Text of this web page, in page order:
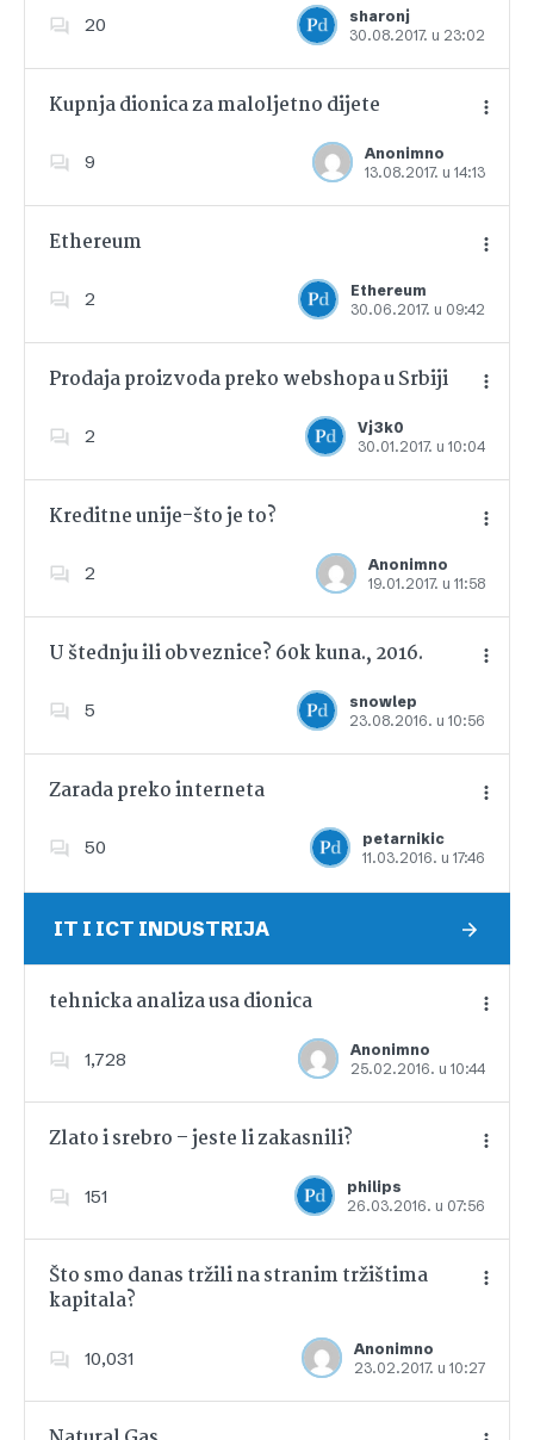
20
sharonj
30.08.2017. u 23:02
Dodajte u favorite
Kupnja dionica za maloljetno dijete
9
Anonimno
13.08.2017. u 14:13
Dodajte u favorite
Ethereum
2
Ethereum
30.06.2017. u 09:42
Dodajte u favorite
Prodaja proizvoda preko webshopa u Srbiji
2
Vj3k0
30.01.2017. u 10:04
Dodajte u favorite
Kreditne unije-što je to?
2
Anonimno
19.01.2017. u 11:58
Dodajte u favorite
U štednju ili obveznice? 60k kuna., 2016.
5
snowlep
23.08.2016. u 10:56
Dodajte u favorite
Zarada preko interneta
50
petarnikic
11.03.2016. u 17:46
Dodajte u favorite
IT I ICT INDUSTRIJA
tehnicka analiza usa dionica
1,728
Anonimno
25.02.2016. u 10:44
Dodajte u favorite
Zlato i srebro – jeste li zakasnili?
151
philips
26.03.2016. u 07:56
Dodajte u favorite
Što smo danas tržili na stranim tržištima
kapitala?
10,031
Anonimno
23.02.2017. u 10:27
Dodajte u favorite